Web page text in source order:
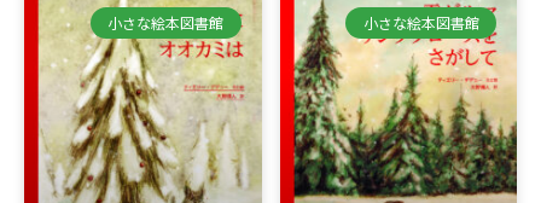
小さな絵本図書館 小さな絵本図書館